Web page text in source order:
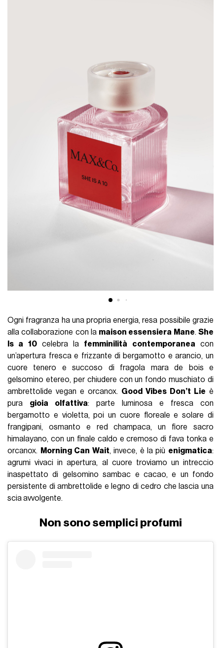
Ogni fragranza ha una propria energia, resa possibile grazie
alla collaborazione con la maison essensiera Mane. She
Is a 10celebra la femminilità contemporanea con
un’apertura fresca e frizzante di bergamotto e arancio, un
cuore tenero e succoso di fragola mara de bois e
gelsomino etereo, per chiudere con un fondo muschiato di
ambrettolide vegan e orcanox. Good Vibes Don’t Lie è
pura gioia olfattiva: parte luminosa e fresca con
bergamotto e violetta, poi un cuore floreale e solare di
frangipani, osmanto e red champaca, un fiore sacro
himalayano, con un finale caldo e cremoso di fava tonka e
orcanox.
Morning Can Wait, invece, è la più enigmatica:
agrumi vivaci in apertura, al cuore troviamo un intreccio
inaspettato di gelsomino sambac e cacao, e un fondo
persistente di ambrettolide e legno di cedro che lascia una
scia avvolgente.
Non sono semplici profumi